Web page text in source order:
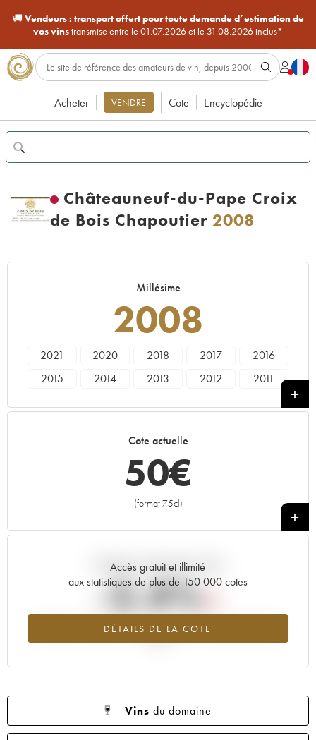
🚚Vendeurs : transport offert pour toute demande d’estimation de
vos vinstransmise entre le 01.07.2026 et le 31.08.2026 inclus*
Acheter VENDRE Cote Encyclopédie
Châteauneuf-du-Pape Croix
de Bois Chapoutier 2008
Millésime
2008
2021 2020 2018 2017
2016
2015
2014 2013 2012
2011
1998
Cote actuelle
50€
(format 75cl)
+
Accès gratuit et illimité
aux statistiques de plus de 150 000 cotes
DÉTAILS DE LA COTE
Tendance actuelle de la cote
-2.4%
Tendance à la baisse du millésime 2008 en 2026 par rapport à
Vins du domaine